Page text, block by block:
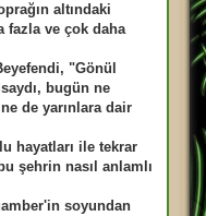
altındaki
fazla ve çok daha
"Gönül
bugün ne
de yarınlara dair
hayatları ile tekrar
şehrin nasıl anlamlı
soyundan